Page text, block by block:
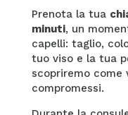
Prenota la tua
minuti, un
capelli: taglio,
tuo viso e la tua
scopriremo come
compromessi.